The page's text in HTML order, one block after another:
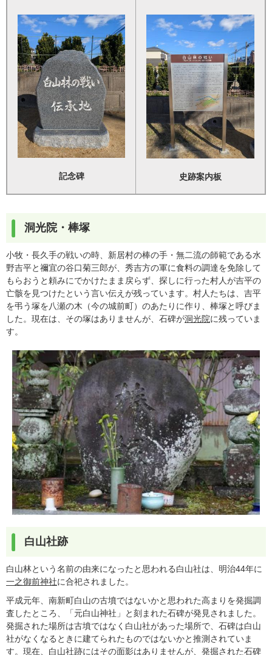
記念碑 史跡案内板
洞光院・棒塚
小牧・長久手の戦いの時、新居村の棒の手・無二流の師範である水
野吉平と禰宜の谷口菊三郎が、秀吉方の軍に食料の調達を免除して
もらおうと頼みにでかけたまま戻らず、探しに行った村人が吉平の
亡骸を見つけたという言い伝えが残っています。村人たちは、吉平
を弔う塚を八瀬の木（今の城前町）のあたりに作り、棒塚と呼びま
した。現在は、その塚はありませんが、石碑が洞光院に残っていま
す。
白山社跡
白山林という名前の由来になったと思われる白山社は、明治44年に
一之御前神社に合祀されました。
平成元年、南新町白山の古墳ではないかと思われた高まりを発掘調
査したところ、「元白山神社」と刻まれた石碑が発見されました。
発掘された場所は古墳ではなく白山社があった場所で、石碑は白山
社がなくなるときに建てられたものではないかと推測されていま
す。現在、白山社跡にはその面影はありませんが、発掘された石碑